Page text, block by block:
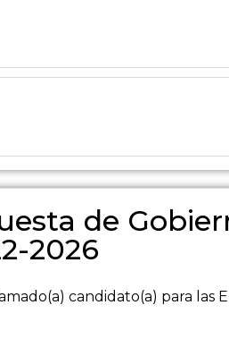
de
2026
candidato(a) para las